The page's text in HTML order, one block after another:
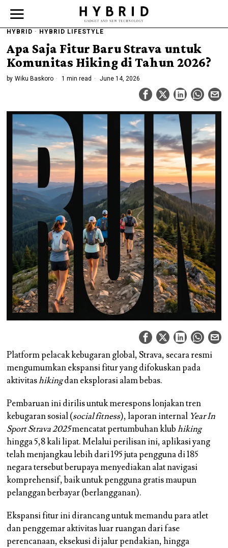
HYBRID · HYBRID LIFESTYLE
Apa Saja Fitur Baru Strava untuk
Komunitas Hiking di Tahun 2026?
by Wiku Baskoro 1 min read June 14, 2026
Platform pelacak kebugaran global, Strava, secara resmi
mengumumkan ekspansi fitur yang difokuskan pada
aktivitashikingdan eksplorasi alam bebas.
Pembaruan ini dirilis untuk merespons lonjakan tren
kebugaran sosial (social fitness), laporan internal Year In
Sport Strava 2025mencatat pertumbuhan klubhiking
hingga 5,8 kali lipat. Melalui perilisan ini, aplikasi yang
telah menjangkau lebih dari 195 juta pengguna di 185
negara tersebut berupaya menyediakan alat navigasi
komprehensif, baik untuk pengguna gratis maupun
pelanggan berbayar (berlangganan).
Ekspansi fitur ini dirancang untuk memandu para atlet
dan penggemar aktivitas luar ruangan dari fase
perencanaan, eksekusi di jalur pendakian, hingga